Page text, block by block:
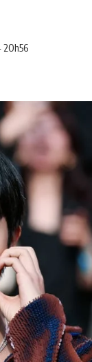
20h56